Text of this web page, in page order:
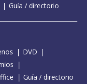
Guía / directorio
DVD
Guía / directorio